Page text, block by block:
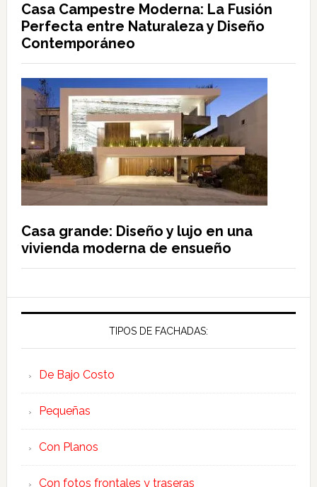
Casa Campestre Moderna: La Fusión
Perfecta entre Naturaleza y Diseño
Contemporáneo
Casa grande: Diseño y lujo en una
vivienda moderna de ensueño
TIPOS DE FACHADAS:
De Bajo Costo
Pequeñas
Con Planos
Con fotos frontales y traseras